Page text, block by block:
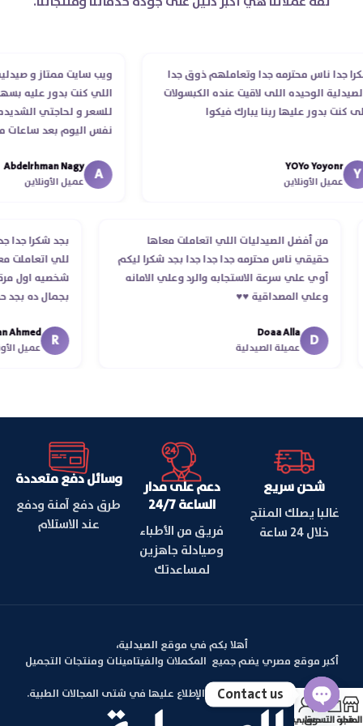
جدا ناس محترمه جدا وتعاملهم ذوق جدا
الوحيده اللى لاقيت عنده الكبسولات
بدور عليها ربنا يبارك فيكوا
YOYo Yoyonr
عميل الأونلاين
ويب سايت ممتاز و صيدليه
اللي كنت بدور عليه
للسعر و لحاجتي
نفس اليوم بعد ساعات
انتهاء موعد عمله ..فضل
استلمت ..شكرا جزيلا ليكم
A
Abdelrhman Nagy
عميل الأونلاين
من أفضل الصيدليات اللي اتعاملت معاها
حقيقي ناس محترمه جدا جدا جدا بجد شكرا ليكم
أوي علي سرعة الاستجابه والرد وعلي الامانه
وعلي المصداقية ♥️♥️‏
D
Doaa Alla
عميلة الصيدلية
بجد شكرا
للي
شخصيه اول
بجمال ده
اسكندرية
R
عميل
شحن سريع
غالبا يصلك المنتج
خلال 24 ساعة
دعم على مدار
الساعة 24/7
فريق من الأطباء
وصيادلة جاهزين
لمساعدتك
وسائل دفع متعددة
طرق دفع آمنة ودفع
عند الاستلام
أهلا بكم في موقع الصيدلية،
أكبر موقع مصري يضم جميع المكملات والفيتامينات ومنتجات التجميل
بالإضافة الي مقالات يمكنكم الإطلاع عليها في شتى المجالات الطبية.
المتجر
سلة التسوق
حسابي
Contact us
Open